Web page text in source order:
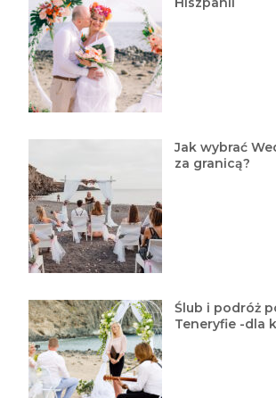
Jak wybrać
za granicą?
Ślub i podróż
Teneryfie -dla